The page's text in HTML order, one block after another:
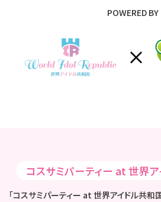
POWERED BY
コスサミパーティー at 世界
「コスサミパーティー at 世界アイドル共和